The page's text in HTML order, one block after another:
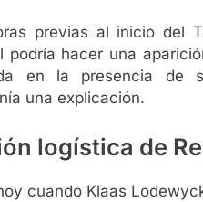
previas al inicio del
podría hacer una
en la presencia
una explicación.
logística de
cuando Klaas